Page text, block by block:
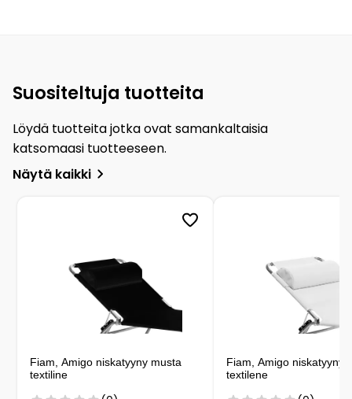
Suositeltuja tuotteita
Löydä tuotteita jotka ovat samankaltaisia
katsomaasi tuotteeseen.
Näytä kaikki
Fiam, Amigo niskatyyny musta
textiline
Fiam, Amigo niskatyyny
textilene